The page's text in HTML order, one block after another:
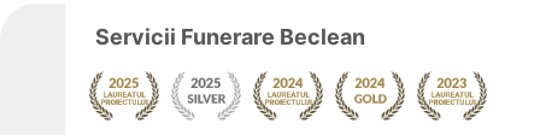
Servicii Funerare Beclean